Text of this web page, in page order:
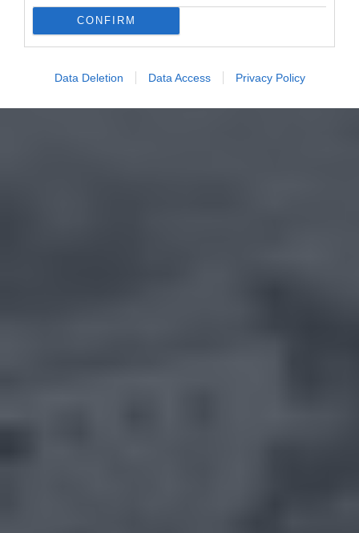
CONFIRM
Data Deletion Data Access Privacy Policy